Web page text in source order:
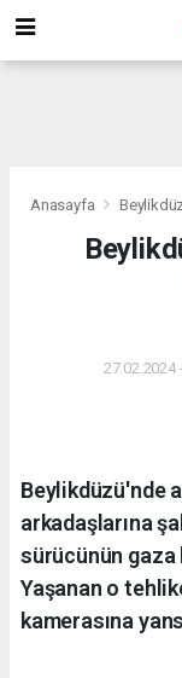
Anasayfa
27.02.2024
Beylikdüzü'nde
arkadaşlarına
sürücünün gaza
Yaşanan o
kamerasına